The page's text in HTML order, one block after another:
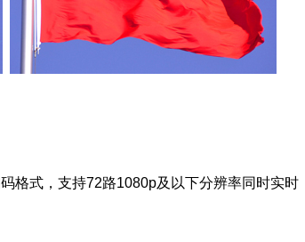
格式，支持72路1080p及以下分辨率同时实时